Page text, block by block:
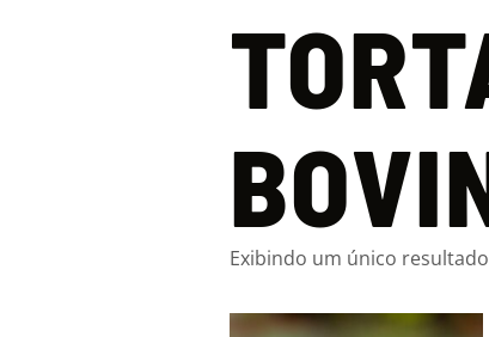
Exibindo um único resultado